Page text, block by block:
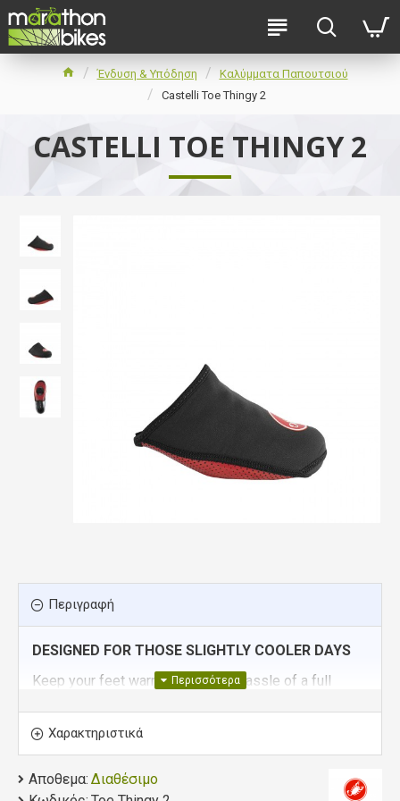
Ένδυση & Υπόδηση
Καλύμματα Παπουτσιού
Castelli Toe Thingy 2
CASTELLI TOE THINGY 2
Περιγραφή
DESIGNED FOR THOSE SLIGHTLY COOLER DAYS
Keep your feet warm without the hassle of a full
of your shoes and are held in place by the cleats. The
rugged underside of the toe will add grip and resist
can be worn on its own or as a layer between your
Χαρακτηριστικά
Αποθεμα: Διαθέσιμο